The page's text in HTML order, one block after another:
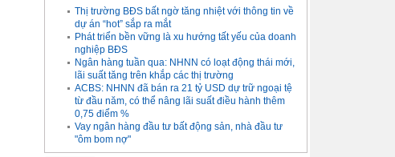
Thị trường BĐS bất ngờ tăng nhiệt với thông tin về
dự án “hot” sắp ra mắt
Phát triển bền vững là xu hướng tất yếu của doanh
nghiệp BĐS
Ngân hàng tuần qua: NHNN có loạt động thái mới,
lãi suất tăng trên khắp các thị trường
ACBS: NHNN đã bán ra 21 tỷ USD dự trữ ngoại tệ
từ đầu năm, có thể nâng lãi suất điều hành thêm
0,75 điểm %
Vay ngân hàng đầu tư bất động sản, nhà đầu tư
"ôm bom nợ"